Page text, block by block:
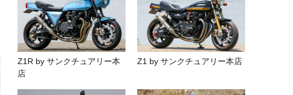
Z1R by サンクチュアリー本
店
Z1 by サンクチュアリー本店